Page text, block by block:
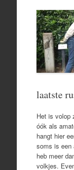
laatste
Het is volop
óók als
hangt hier
soms is een
heb meer
volkjes.